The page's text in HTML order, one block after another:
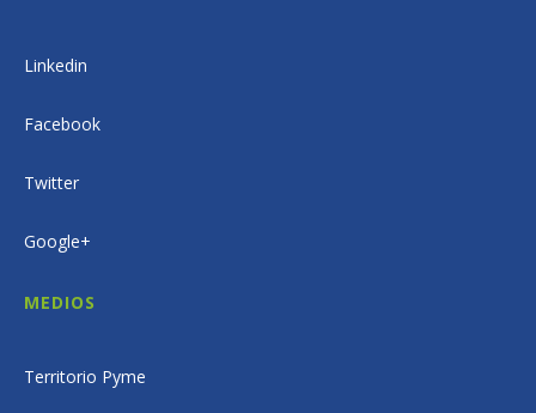
Linkedin
Facebook
Twitter
Google+
MEDIOS
Territorio Pyme